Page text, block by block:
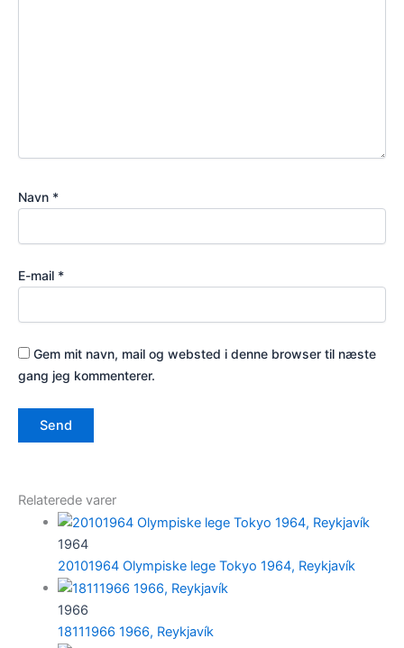
Navn *
E-mail *
Gem mit navn, mail og websted i denne browser til næste
gang jeg kommenterer.
Relaterede varer
1964
20101964 Olympiske lege Tokyo 1964, Reykjavík
1966
18111966 1966, Reykjavík